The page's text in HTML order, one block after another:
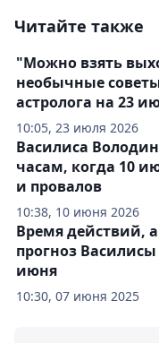
Читайте также
10:05, 23 июля 2026
"Можно взять
необычные
астролога на 23
10:38, 10 июня 2026
Василиса
часам, когда 10
и провалов
10:30, 07 июня 2025
Время действий,
прогноз
июня